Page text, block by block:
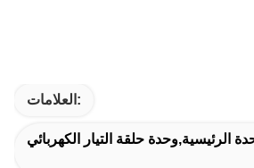
العلامات:
الرئيسية,وحدة حلقة التيار الكهربائي